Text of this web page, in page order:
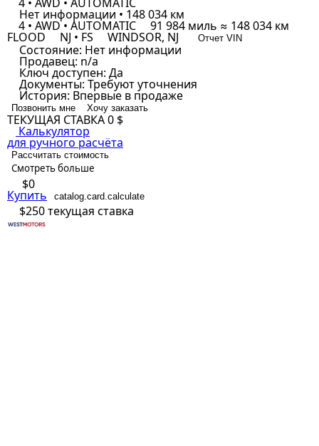
Нет информации • 148 034 км
4 • AWD • AUTOMATIC 91 984 миль ≈ 148 034 км
FLOOD NJ • FS WINDSOR, NJ Отчет VIN
Состояние: Нет информации
Продавец: n/a
Ключ доступен: Да
Документы: Требуют уточнения
История: Впервые в продаже
Позвонить мне Хочу заказать
ТЕКУЩАЯ СТАВКА0 $
Калькулятор
для ручного расчёта
Рассчитать стоимость
Смотреть больше
$0
Купить catalog.card.calculate
$250текущая ставка